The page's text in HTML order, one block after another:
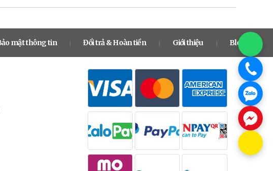
mật thông tin | Đổi trả & Hoàn tiền | Giới thiệu Blog